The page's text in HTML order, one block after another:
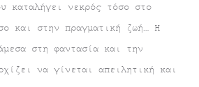
καταλήγει νεκρός τόσο στο
και στην πραγματική ζωή… Η
στη φαντασία και την
να γίνεται απειλητική και